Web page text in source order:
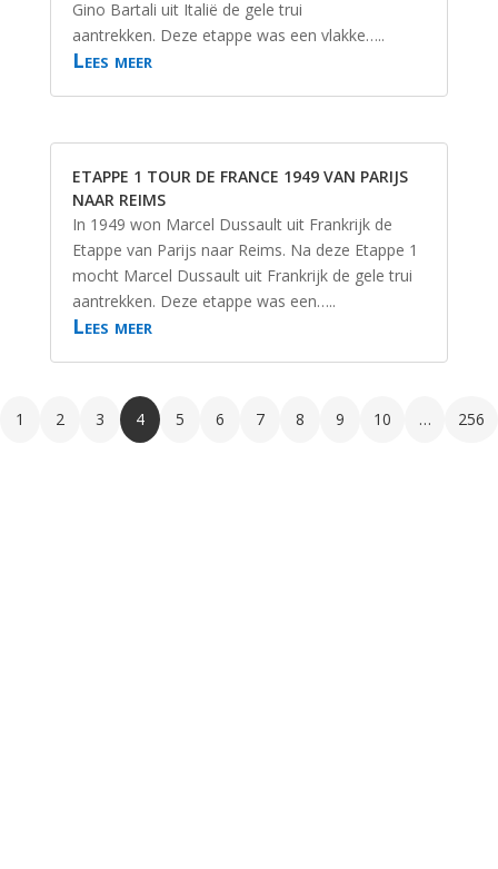
Gino Bartali uit Italië de gele trui
aantrekken. Deze etappe was een vlakke…..
Lees meer
ETAPPE 1 TOUR DE FRANCE 1949 VAN PARIJS
NAAR REIMS
In 1949 won Marcel Dussault uit Frankrijk de
Etappe van Parijs naar Reims. Na deze Etappe 1
mocht Marcel Dussault uit Frankrijk de gele trui
aantrekken. Deze etappe was een…..
Lees meer
1 2 3 4 5 6 7 8 9 10 … 256